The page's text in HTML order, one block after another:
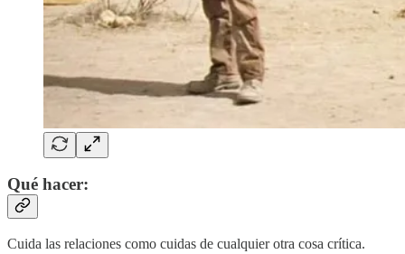
Qué hacer:
Cuida las relaciones como cuidas de cualquier otra cosa crítica.